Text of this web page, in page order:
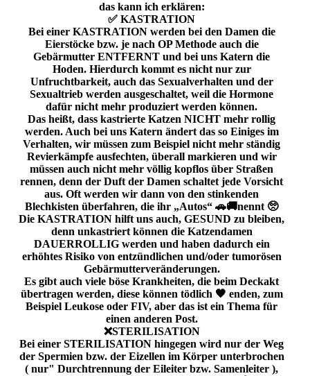
das kann ich erklären:
✅ ️KASTRATION
Bei einer KASTRATION werden bei den Damen die
Eierstöcke bzw. je nach OP Methode auch die
Gebärmutter ENTFERNT und bei uns Katern die
Hoden. Hierdurch kommt es nicht nur zur
Unfruchtbarkeit, auch das Sexualverhalten und der
Sexualtrieb werden ausgeschaltet, weil die Hormone
dafür nicht mehr produziert werden können.
Das heißt, dass kastrierte Katzen NICHT mehr rollig
werden. Auch bei uns Katern ändert das so Einiges im
Verhalten, wir müssen zum Beispiel nicht mehr ständig
Revierkämpfe ausfechten, überall markieren und wir
müssen auch nicht mehr völlig kopflos über Straßen
rennen, denn der Duft der Damen schaltet jede Vorsicht
aus. Oft werden wir dann von den stinkenden
Blechkisten überfahren, die ihr „Autos“ 🚗🚚nennt 🥺
Die KASTRATION hilft uns auch, GESUND zu bleiben,
denn unkastriert können die Katzendamen
DAUERROLLIG werden und haben dadurch ein
erhöhtes Risiko von entzündlichen und/oder tumorösen
Gebärmutterveränderungen.
Es gibt auch viele böse Krankheiten, die beim Deckakt
übertragen werden, diese können tödlich 🖤 enden, zum
Beispiel Leukose oder FIV, aber das ist ein Thema für
einen anderen Post.
❌️STERILISATION
Bei einer STERILISATION hingegen wird nur der Weg
der Spermien bzw. der Eizellen im Körper unterbrochen
( nur" Durchtrennung der Eileiter bzw. Samenleiter ),